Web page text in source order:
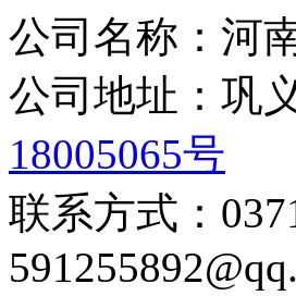
公司名称：河
公司地址：
18005065号
联系方式：